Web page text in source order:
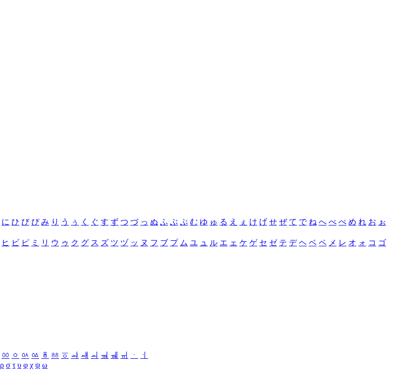
に ひ び ぴ み り う ぅ く ぐ す ず つ づ っ ぬ ふ ぶ ぷ む ゆ ゅ る え ぇ け げ せ ぜ て で ね へ べ ぺ め れ お ぉ
ヒ ビ ピ ミ リ ウ ゥ ク グ ス ズ ツ ヅ ッ ヌ フ ブ プ ム ユ ュ ル エ ェ ケ ゲ セ ゼ テ デ ヘ ベ ペ メ レ オ ォ コ ゴ
ㆀ ㆁ ㆂ ㆃ ㆄ ㆅ ㆆ ㆇ ㆈ ㆉ ㆊ ㆋ ㆌ ㆍ
ㆎ
ρ σ τ υ φ χ ψ ω